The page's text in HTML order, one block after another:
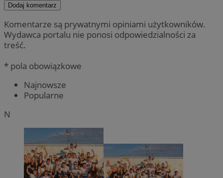
Dodaj komentarz
Komentarze są prywatnymi opiniami użytkowników.
Wydawca portalu nie ponosi odpowiedzialności za
treść.
* pola obowiązkowe
Najnowsze
Popularne
N